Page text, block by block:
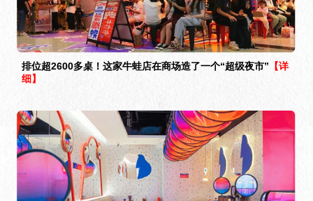
排位超2600多桌！这家牛蛙店在商场造了一个“超级夜市” 【详
细】